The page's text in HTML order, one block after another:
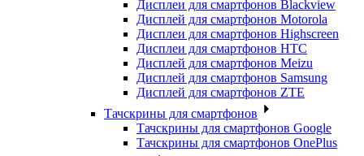
Дисплеи для смартфонов Blackview
Дисплей для смартфонов Motorola
Дисплеи для смартфонов Highscreen
Дисплеи для смартфонов HTC
Дисплей для смартфонов Meizu
Дисплей для смартфонов Samsung
Дисплей для смартфонов ZTE
Тачскрины для смартфонов
Тачскрины для смартфонов Google
Тачскрины для смартфонов OnePlus